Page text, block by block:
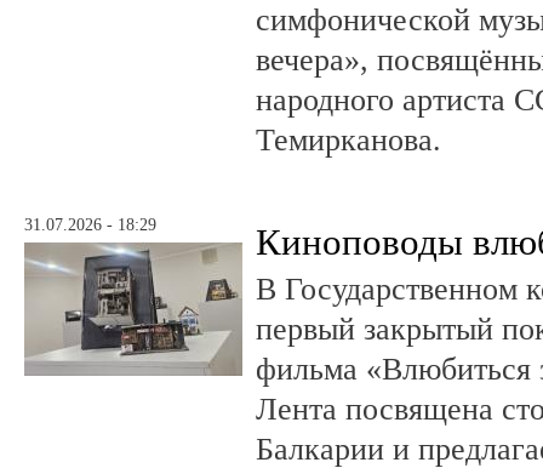
симфонической
вечера»,
народного артиста
Темирканова.
31.07.2026 - 18:29 Киноповоды
В Государственном
первый закрытый
фильма «Влюбиться
Лента посвящена
Балкарии и